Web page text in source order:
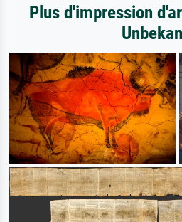
Plus d'impression